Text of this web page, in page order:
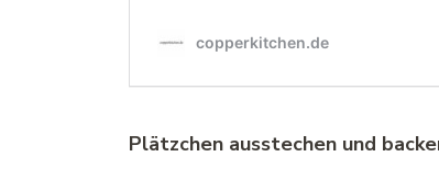
Plätzchen ausstechen und